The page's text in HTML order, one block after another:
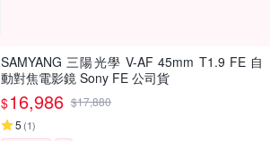
SAMYANG 三陽光學 V-AF 45mm T1.9 FE 自
動對焦電影鏡 Sony FE 公司貨
$16,986 $17,880
5 (1)